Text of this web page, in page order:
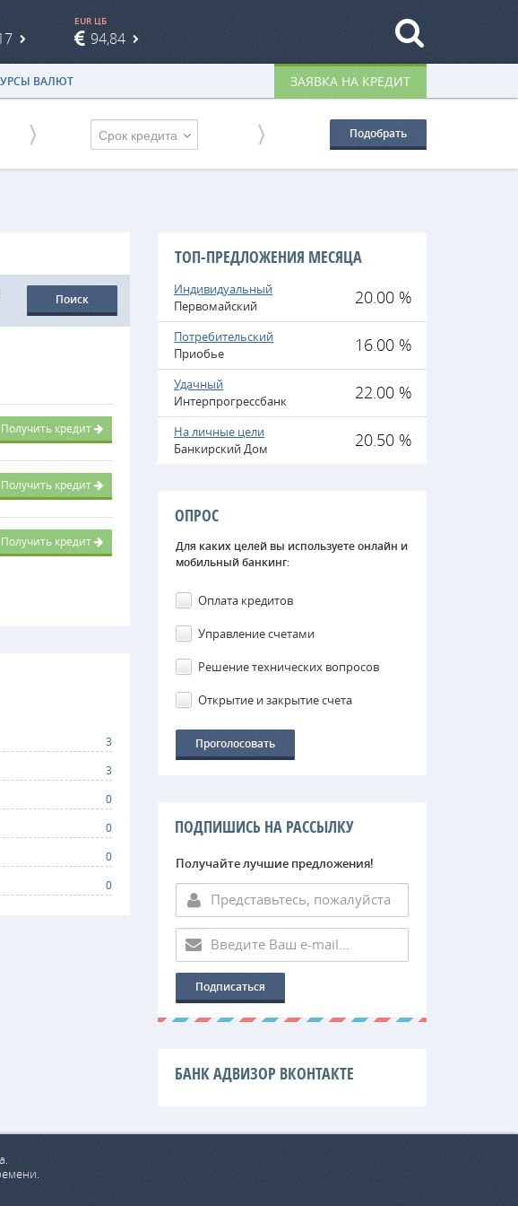
ЗАЯВКА НА КРЕДИТ
ВАЛЮТ
EUR ЦБ
94,84
Срок кредита Подобрать
Поиск
Получить кредит
Получить кредит
Получить кредит
3
3
0
0
0
0
ТОП-ПРЕДЛОЖЕНИЯ МЕСЯЦА
Индивидуальный
Первомайский
20.00 %
Потребительский
Приобье
16.00 %
Удачный
Интерпрогрессбанк
22.00 %
На личные цели
Банкирский Дом
20.50 %
ОПРОС
Для каких целей вы используете онлайн и
мобильный банкинг:
Оплата кредитов
Управление счетами
Решение технических вопросов
Открытие и закрытие счета
ПОДПИШИСЬ НА РАССЫЛКУ
Получайте лучшие предложения!
БАНК АДВИЗОР ВКОНТАКТЕ